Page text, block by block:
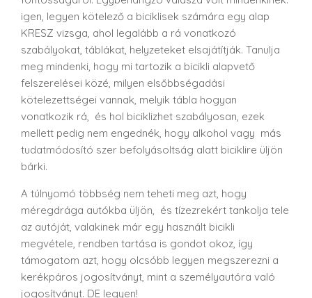
igen, legyen kötelező a biciklisek számára egy alap
KRESZ vizsga, ahol legalább a rá vonatkozó
szabályokat, táblákat, helyzeteket elsajátítják. Tanulja
meg mindenki, hogy mi tartozik a bicikli alapvető
felszerelései közé, milyen elsőbbségadási
kötelezettségei vannak, melyik tábla hogyan
vonatkozik rá, és hol biciklizhet szabályosan, ezek
mellett pedig nem engednék, hogy alkohol vagy más
tudatmódosító szer befolyásoltság alatt biciklire üljön
bárki.
A túlnyomó többség nem teheti meg azt, hogy
méregdrága autókba üljön, és tízezrekért tankolja tele
az autóját, valakinek már egy használt bicikli
megvétele, rendben tartása is gondot okoz, így
támogatom azt, hogy olcsóbb legyen megszerezni a
kerékpáros jogosítványt, mint a személyautóra való
jogosítványt. DE legyen!